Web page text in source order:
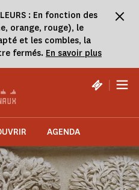
: En fonction des
orange, rouge), le
et les combles, la
fermés. En savoir plus
|
AGENDA